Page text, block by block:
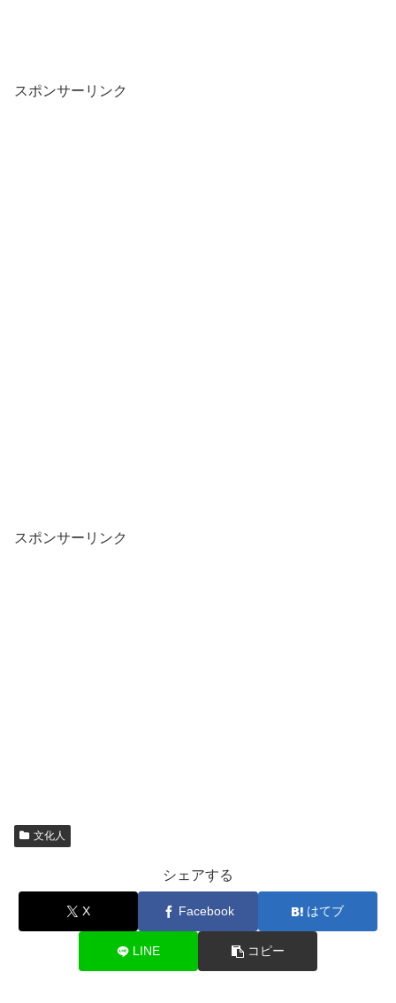
スポンサーリンク
スポンサーリンク
文化人
シェアする
X Facebook はてブ
LINE コピー